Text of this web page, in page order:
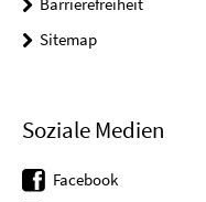
Sitemap
Soziale Medien
Facebook